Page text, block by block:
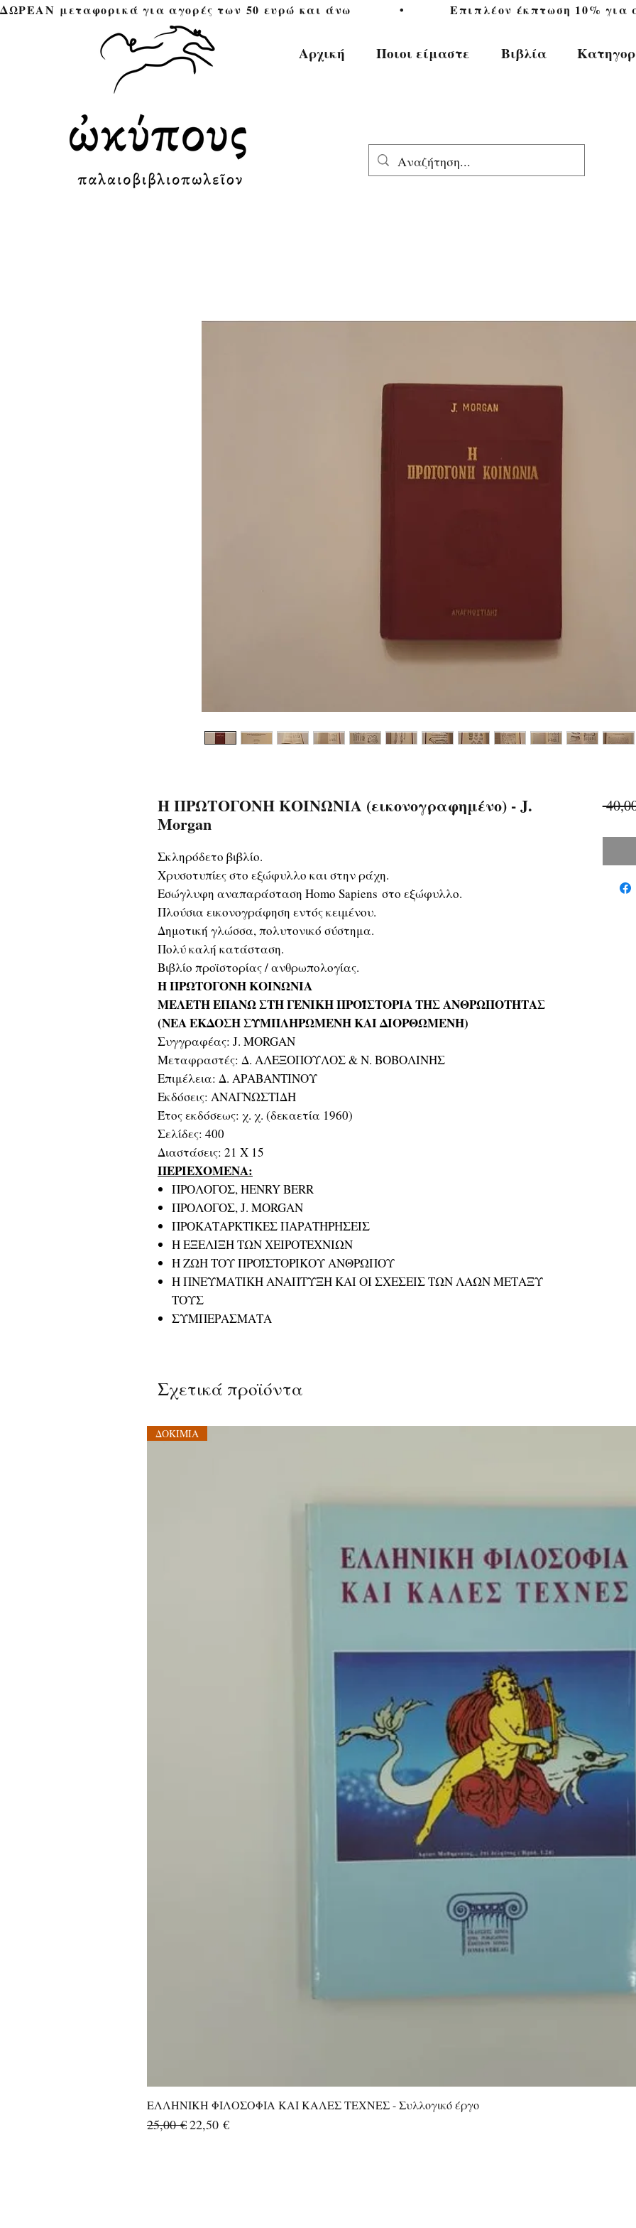
ΔΩΡΕΑΝ μεταφορικά για αγορές των 50 ευρώ και άνω            •           Επιπλέον έκπτωση 10%
Αρχική Ποιοι είμαστε Βιβλία
Η ΠΡΩΤΟΓΟΝΗ ΚΟΙΝΩΝΙΑ (εικονογραφημένο) - J.
Morgan
Σκληρόδετο βιβλίο.
Χρυσοτυπίες στο εξώφυλλο και στην ράχη.
Εσώγλυφη αναπαράσταση Homo Sapiens στο εξώφυλλο.
Πλούσια εικονογράφηση εντός κειμένου.
Δημοτική γλώσσα, πολυτονικό σύστημα.
Πολύ καλή κατάσταση.
Βιβλίο προϊστορίας / ανθρωπολογίας.
Η ΠΡΩΤΟΓΟΝΗ ΚΟΙΝΩΝΙΑ
ΜΕΛΕΤΗ ΕΠΑΝΩ ΣΤΗ ΓΕΝΙΚΗ ΠΡΟΪΣΤΟΡΙΑ ΤΗΣ ΑΝΘΡΩΠΟΤΗΤΑΣ
(ΝΕΑ ΕΚΔΟΣΗ ΣΥΜΠΛΗΡΩΜΕΝΗ ΚΑΙ ΔΙΟΡΘΩΜΕΝΗ)
Συγγραφέας: J. MORGAN
Μεταφραστές: Δ. ΑΛΕΞΟΠΟΥΛΟΣ & Ν. ΒΟΒΟΛΙΝΗΣ
Επιμέλεια: Δ. ΑΡΑΒΑΝΤΙΝΟΥ
Εκδόσεις: ΑΝΑΓΝΩΣΤΙΔΗ
Έτος εκδόσεως: χ. χ. (δεκαετία 1960)
Σελίδες: 400
Διαστάσεις: 21 Χ 15
ΠΕΡΙΕΧΟΜΕΝΑ:
ΠΡΟΛΟΓΟΣ, HENRY BERR
ΠΡΟΛΟΓΟΣ, J. MORGAN
ΠΡΟΚΑΤΑΡΚΤΙΚΕΣ ΠΑΡΑΤΗΡΗΣΕΙΣ
Η ΕΞΕΛΙΞΗ ΤΩΝ ΧΕΙΡΟΤΕΧΝΙΩΝ
Η ΖΩΗ ΤΟΥ ΠΡΟΪΣΤΟΡΙΚΟΥ ΑΝΘΡΩΠΟΥ
Η ΠΝΕΥΜΑΤΙΚΗ ΑΝΑΠΤΥΞΗ ΚΑΙ ΟΙ ΣΧΕΣΕΙΣ ΤΩΝ ΛΑΩΝ ΜΕΤΑΞΥ
ΤΟΥΣ
ΣΥΜΠΕΡΑΣΜΑΤΑ
Σχετικά προϊόντα
Γρήγορη προβολή
ΔΟΚΙΜΙΑ
ΕΛΛΗΝΙΚΗ ΦΙΛΟΣΟΦΙΑ ΚΑΙ ΚΑΛΕΣ ΤΕΧΝΕΣ - Συλλογικό έργο
Κανονική τιμή
25,00 €Τιμή Έκπτωσης
22,50 €